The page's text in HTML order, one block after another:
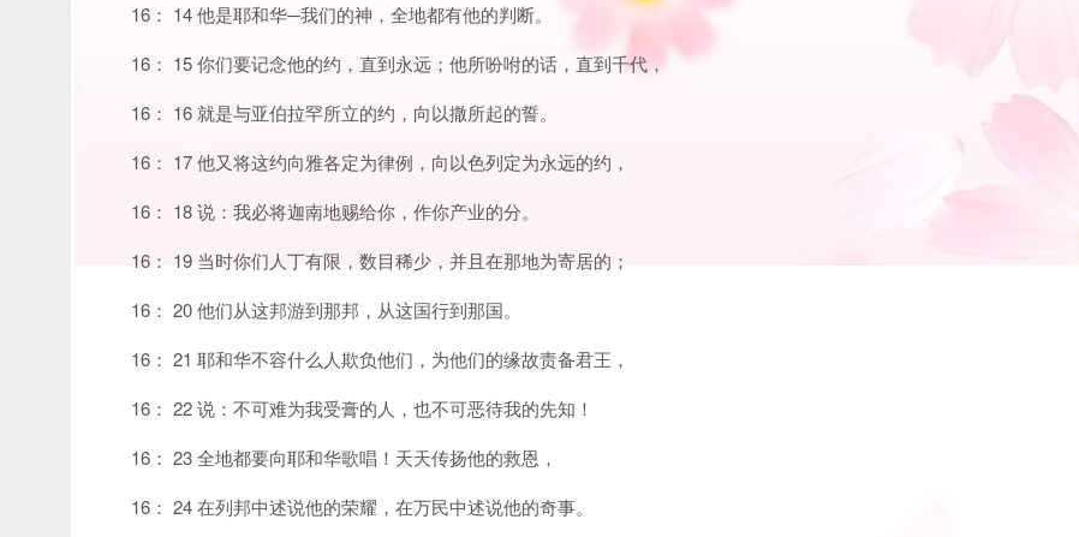
16： 14 他是耶和华─我们的神，全地都有他的判断。
16： 15 你们要记念他的约，直到永远；他所吩咐的话，直到千代，
16： 16 就是与亚伯拉罕所立的约，向以撒所起的誓。
16： 17 他又将这约向雅各定为律例，向以色列定为永远的约，
16： 18 说：我必将迦南地赐给你，作你产业的分。
16： 19 当时你们人丁有限，数目稀少，并且在那地为寄居的；
16： 20 他们从这邦游到那邦，从这国行到那国。
16： 21 耶和华不容什么人欺负他们，为他们的缘故责备君王，
16： 22 说：不可难为我受膏的人，也不可恶待我的先知！
16： 23 全地都要向耶和华歌唱！天天传扬他的救恩，
16： 24 在列邦中述说他的荣耀，在万民中述说他的奇事。